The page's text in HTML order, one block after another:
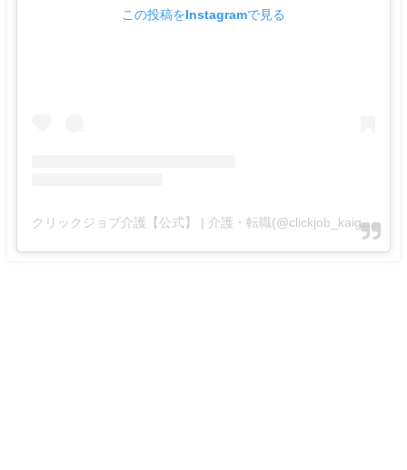
この投稿をInstagramで見る
クリックジョブ介護【公式】 | 介護・転職(@clickjob_kaigo_official)がシェアした投稿